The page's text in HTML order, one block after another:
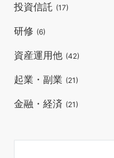
投資信託 (17)
研修 (6)
資産運用他 (42)
起業・副業 (21)
金融・経済 (21)